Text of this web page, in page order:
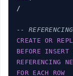
/
--
CREATE
OR
BEFORE
INSERT
REFERENCING
FOR
EACH ROW